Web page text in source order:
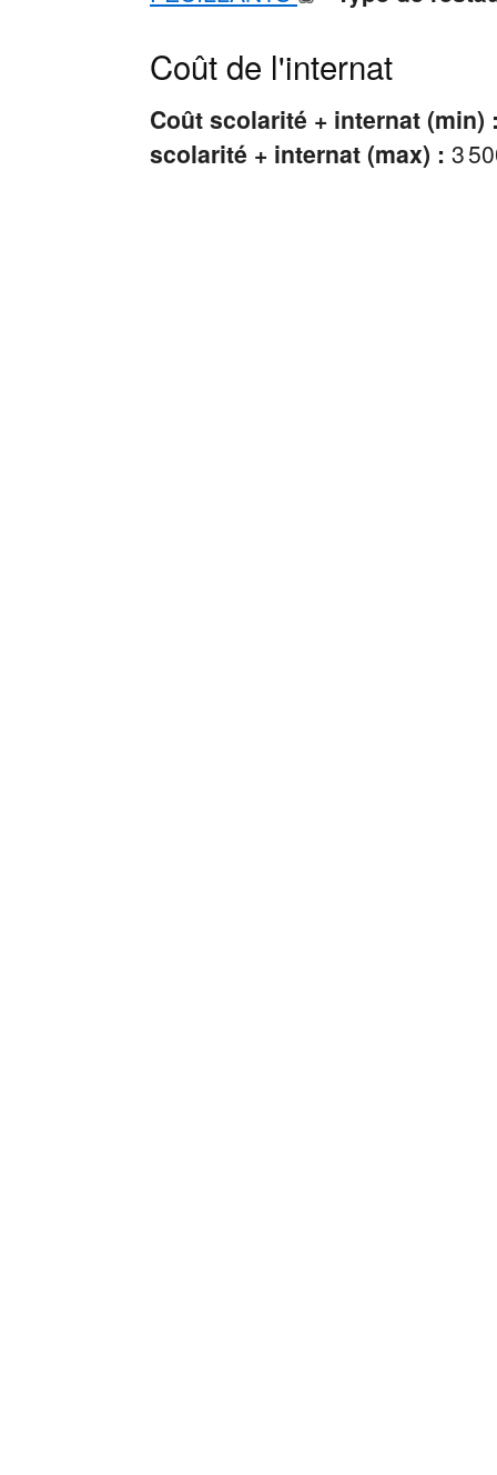
Coût de l'internat
Coût scolarité + internat
scolarité + internat (max) : 3